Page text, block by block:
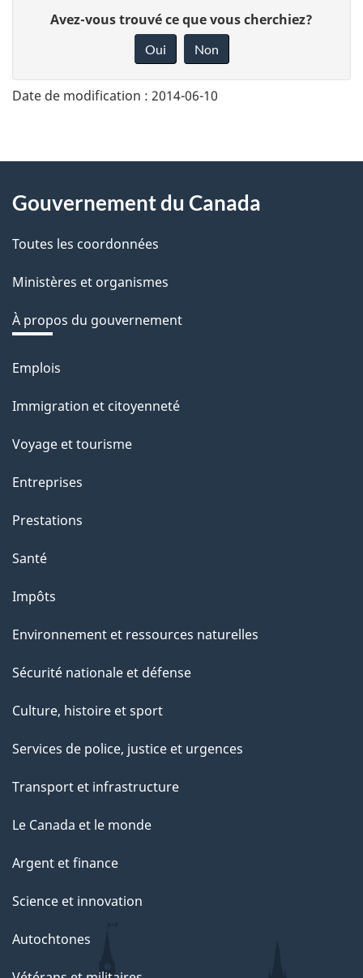
n
v
o
t
r
r
é
t
r
a
c
i
o
s
u
c
e
t
e
a
g
Avez-vous trouvé ce que vous cherchiez?
Oui Non
Date de modification : 2014-06-10
About
this
site
Gouvernement du Canada
Toutes les coordonnées
Ministères et organismes
À propos du gouvernement
Thèmes
sujets
Emplois
Immigration et citoyenneté
Voyage et tourisme
Entreprises
Prestations
Santé
Impôts
Environnement et ressources naturelles
Sécurité nationale et défense
Culture, histoire et sport
Services de police, justice et urgences
Transport et infrastructure
Le Canada et le monde
Argent et finance
Science et innovation
Autochtones